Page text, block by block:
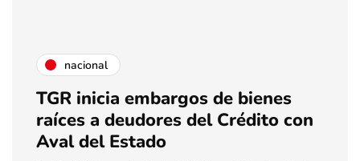
nacional
TGR inicia embargos de bienes
raíces a deudores del Crédito con
Aval del Estado